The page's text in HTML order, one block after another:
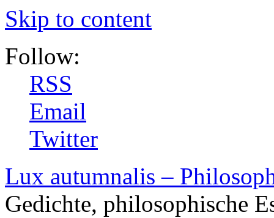
Skip to content
Follow:
RSS
Email
Twitter
Lux autumnalis –
Gedichte, philosophische